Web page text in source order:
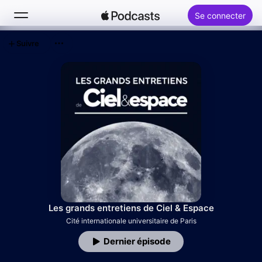
Se connecter
Nouveautés
Classements
Les grands entretiens de Ciel & Espace
Cité internationale universitaire de Paris
Dernier épisode
Suivre